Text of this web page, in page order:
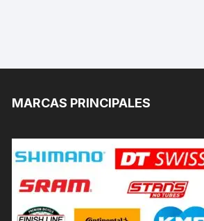
MARCAS PRINCIPALES